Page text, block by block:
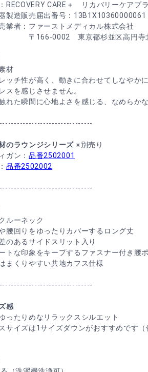
RECOVERY CARE＋ リカバリーケアプ
製造販売届出番号：13B1X10360000061
業者：ファーストメディカル株式会社
0002 東京都杉並区高円寺北2-
材
ッチ性が高く、動きに合わせてしなやか
スを感じさせません。
れた瞬間に心地よさを感じる、なめらか
のラウンジシリーズ ※別売り
ガン： 品番2502001
品番2502002
ルーネック
腰回りをゆったりカバーするロング丈
のあるサイドスリット入り
トな印象をキープするファスナー付き腰
まくりやすい共地カフス仕様
感
ったりめなリラックスシルエット
サイズは1サイズダウンがおすすめです